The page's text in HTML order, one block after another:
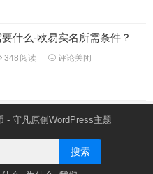
什么-欧易实名所需条件？
348 阅读 评论关闭
- 守凡原创 WordPress主题
搜索